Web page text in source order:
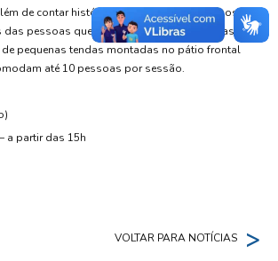
de contar histórias, o objetivo é mostrar os
pessoas que viveram na região. As cenas
de pequenas tendas montadas no pátio frontal
até 10 pessoas por sessão.
a partir das 15h
VOLTAR PARA NOTÍCIAS >